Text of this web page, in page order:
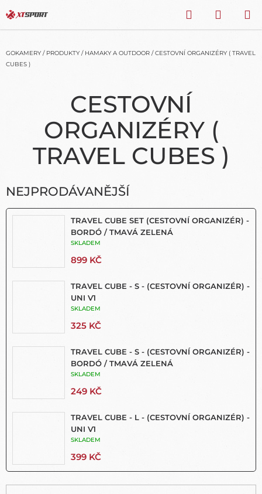
na
HLEDAT
KOŠÍK
GOKAMERY / PRODUKTY / HAMAKY A OUTDOOR / CESTOVNÍ ORGANIZÉRY ( TRAVEL
CUBES )
CESTOVNÍ
ORGANIZÉRY (
TRAVEL CUBES )
NEJPRODÁVANĚJŠÍ
TRAVEL CUBE SET (CESTOVNÍ ORGANIZÉR) -
BORDÓ / TMAVÁ ZELENÁ
SKLADEM
899 KČ
TRAVEL CUBE - S - (CESTOVNÍ ORGANIZÉR) -
UNI V1
SKLADEM
325 KČ
TRAVEL CUBE - S - (CESTOVNÍ ORGANIZÉR) -
BORDÓ / TMAVÁ ZELENÁ
SKLADEM
249 KČ
TRAVEL CUBE - L - (CESTOVNÍ ORGANIZÉR) -
UNI V1
SKLADEM
399 KČ